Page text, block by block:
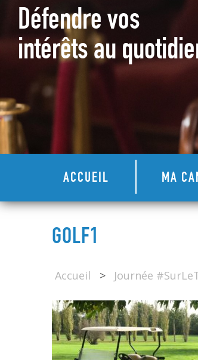
Défendre vos
intérêts au
ACCUEIL MA
GOLF1
Accueil > Journée